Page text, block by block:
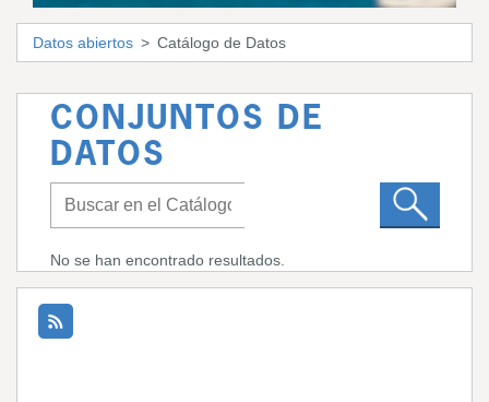
Datos abiertos Catálogo de Datos
CONJUNTOS DE
DATOS
No se han encontrado resultados.